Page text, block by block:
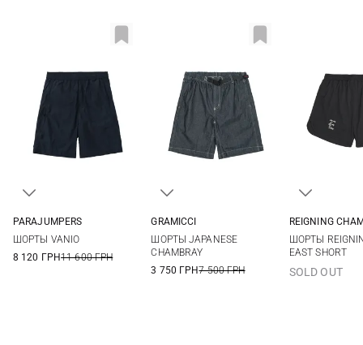
PARAJUMPERS
ШОРТЫ VANIO
8 120 ГРН11 600 ГРН
GRAMICCI
ШОРТЫ JAPANESE
CHAMBRAY
3 750 ГРН7 500 ГРН
REIGNING
ШОРТЫ
EAST SHORT
SOLD OUT